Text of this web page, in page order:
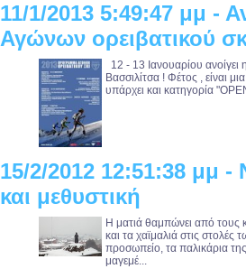
11/1/2013 5:49:47 μμ -
Αγώνων ορειβατικού
12 - 13 Ιανουαρίου
Βασσιλίτσα ! Φέτος , είναι
υπάρχει και κατηγορία
15/2/2012 12:51:38 μμ
και μεθυστική
Η ματιά θαμπώνει από τους
και τα χαϊμαλιά στις
προσωπείο, τα παλικάρια
μαγεμέ...